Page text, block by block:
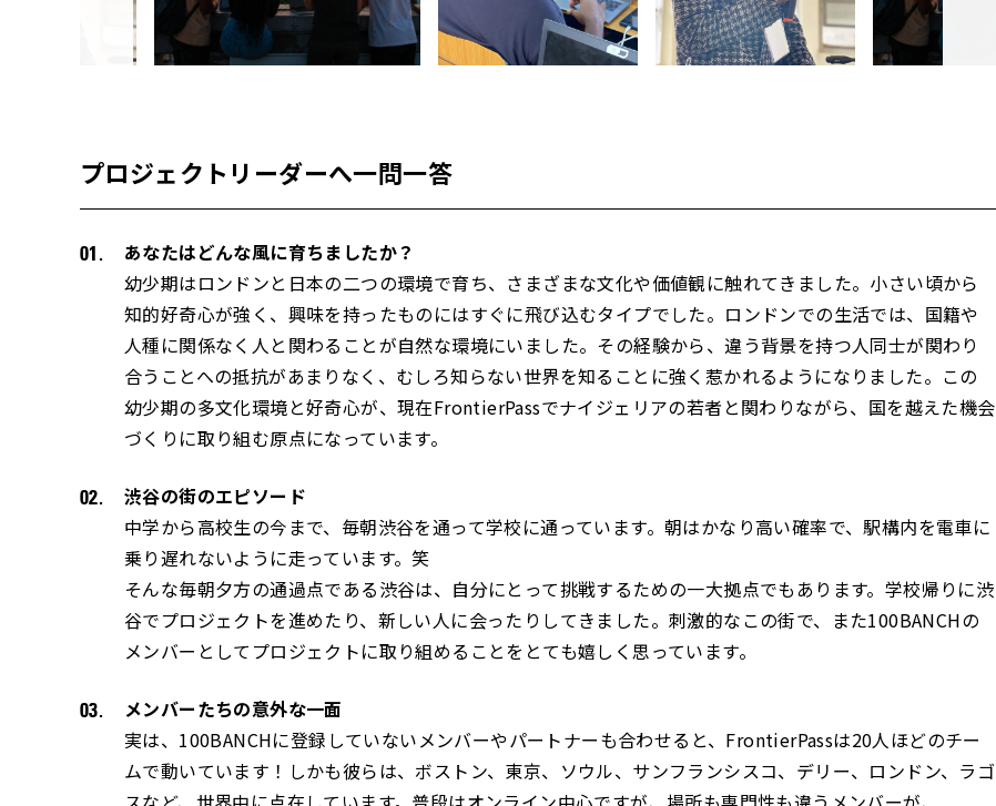
プロジェクトリーダーへ一問一答
あなたはどんな風に育ちましたか？
幼少期はロンドンと日本の二つの環境で育ち、さまざまな文化や価値観に触れてきました。小さい頃から
知的好奇心が強く、興味を持ったものにはすぐに飛び込むタイプでした。ロンドンでの生活では、国籍や
人種に関係なく人と関わることが自然な環境にいました。その経験から、違う背景を持つ人同士が関わり
合うことへの抵抗があまりなく、むしろ知らない世界を知ることに強く惹かれるようになりました。この
幼少期の多文化環境と好奇心が、現在FrontierPassでナイジェリアの若者と関わりながら、国を越えた機会
づくりに取り組む原点になっています。
渋谷の街のエピソード
中学から高校生の今まで、毎朝渋谷を通って学校に通っています。朝はかなり高い確率で、駅構内を電車に
乗り遅れないように走っています。笑
そんな毎朝夕方の通過点である渋谷は、自分にとって挑戦するための一大拠点でもあります。学校帰りに渋
谷でプロジェクトを進めたり、新しい人に会ったりしてきました。刺激的なこの街で、また100BANCHの
メンバーとしてプロジェクトに取り組めることをとても嬉しく思っています。
メンバーたちの意外な一面
実は、100BANCHに登録していないメンバーやパートナーも合わせると、FrontierPassは20人ほどのチー
ムで動いています！しかも彼らは、ボストン、東京、ソウル、サンフランシスコ、デリー、ロンドン、ラゴ